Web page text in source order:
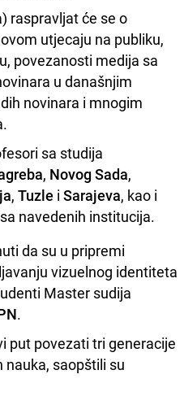
raspravljat će se o
utjecaju na publiku,
povezanosti medija sa
u današnjim
novinara i mnogim
sa studija
, Novog Sada,
, Tuzle i Sarajeva, kao i
navedenih institucija.
da su u pripremi
vizuelnog identiteta
Master sudija
.
put povezati tri generacije
saopštili su